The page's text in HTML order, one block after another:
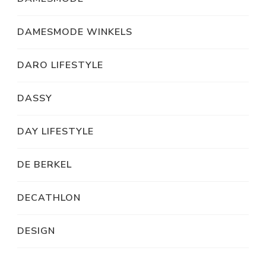
DAMESMODE WINKELS
DARO LIFESTYLE
DASSY
DAY LIFESTYLE
DE BERKEL
DECATHLON
DESIGN